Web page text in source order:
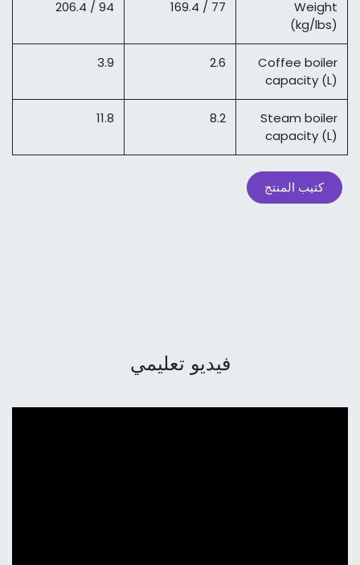
Weight
(kg/lbs)
77 / 169.4
94 / 206.4
Coffee boiler
capacity (L)
2.6
3.9
Steam boiler
capacity (L)
8.2
11.8
كتيب المنتج
فيديو تعليمي